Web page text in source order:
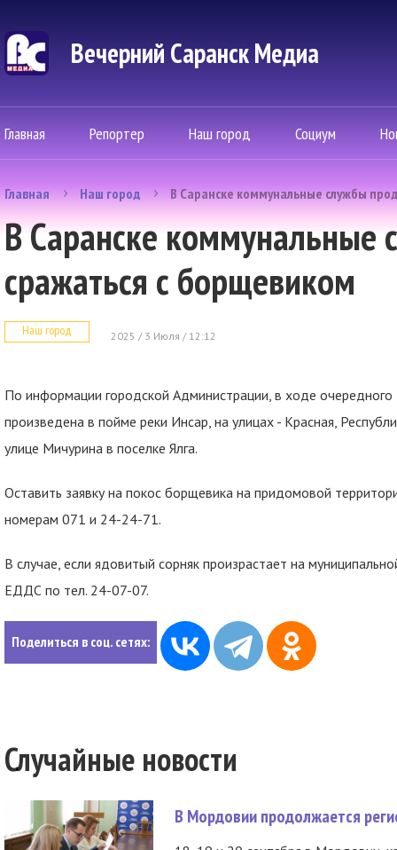
Вечерний Саранск Mедиа
Главная Репортер Наш город Социум
Главная Наш город В Саранске коммунальные службы
В Саранске
сражаться с борщевиком
Наш город 2025 / 3 Июля / 12:12
По информации городской Администрации, в ходе
произведена в пойме реки Инсар, на улицах - Красная,
улице Мичурина в поселке Ялга.
Оставить заявку на покос борщевика на придомовой
номерам 071 и 24-24-71.
В случае, если ядовитый сорняк произрастает на
ЕДДС по тел. 24-07-07.
Поделиться в соц. сетях:
Случайные новости
В Мордовии продолжается